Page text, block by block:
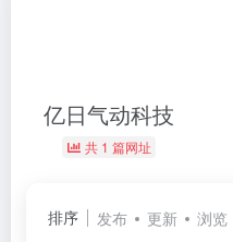
亿日气动科技
共 1 篇网址
排序 发布 更新 浏览